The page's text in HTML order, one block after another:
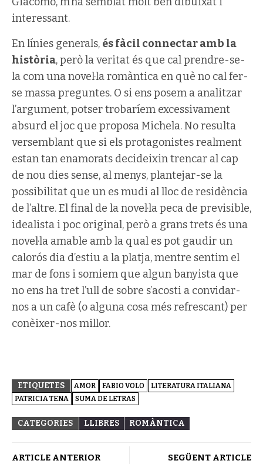
interessant.
En línies generals, és fàcil connectar amb la
història, però la veritat és que cal prendre-se-
la com una novel·la romàntica en què no cal fer-
se massa preguntes. O si ens posem a analitzar
l’argument, potser trobaríem excessivament
absurd el joc que proposa Michela. No resulta
versemblant que si els protagonistes realment
estan tan enamorats decideixin trencar al cap
de nou dies sense, al menys, plantejar-se la
possibilitat que un es mudi al lloc de residència
de l’altre. El final de la novel·la peca de previsible,
idealista i poc original, però a grans trets és una
novel·la amable amb la qual es pot gaudir un
calorós dia d’estiu a la platja, mentre sentim el
mar de fons i somiem que algun banyista que
no ens ha tret l’ull de sobre s’acosti a convidar-
nos a un cafè (o alguna cosa més refrescant) per
conèixer-nos millor.
ETIQUETES AMOR FABIO VOLO
LITERATURA ITALIANA
PATRICIA TENA
SUMA DE LETRAS
CATEGORIES LLIBRES ROMÀNTICA
ARTICLE ANTERIOR SEGÜENT ARTICLE